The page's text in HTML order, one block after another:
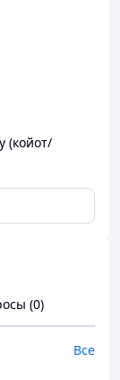
(койот/
(0)
Все